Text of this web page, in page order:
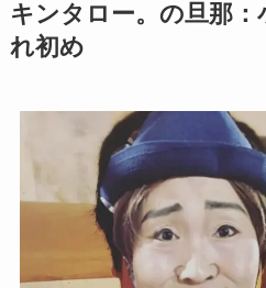
キンタロー。の旦那：
れ初め